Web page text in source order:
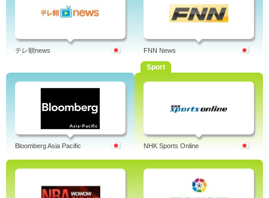
テレ朝news FNN News
Bloomberg Asia Pacific
Sport
NHK Sports Online